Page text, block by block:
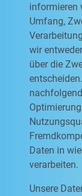
informieren
Umfang,
wir
über die
Daten in
verarbeiten.
Unsere